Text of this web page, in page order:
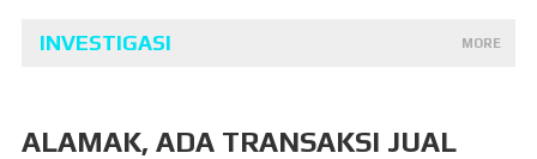
INVESTIGASI MORE
ALAMAK, ADA TRANSAKSI JUAL